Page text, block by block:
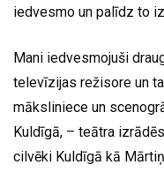
iedvesmo un palīdz to
Mani iedvesmojuši
televīzijas režisore un
māksliniece un
Kuldīgā, – teātra
cilvēki Kuldīgā kā